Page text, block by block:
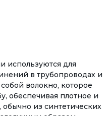
используются для
в трубопроводах и
волокно, которое
обеспечивая плотное и
из синтетических